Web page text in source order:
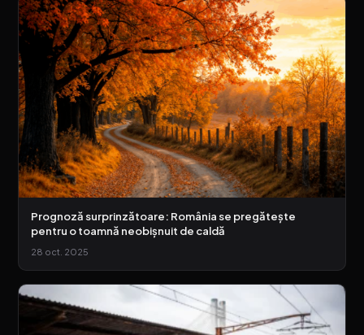
Prognoză surprinzătoare: România se pregătește
pentru o toamnă neobișnuit de caldă
28 oct. 2025